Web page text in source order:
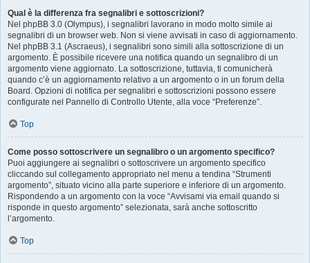
Qual è la differenza fra segnalibri e sottoscrizioni?
Nel phpBB 3.0 (Olympus), i segnalibri lavorano in modo molto simile ai
segnalibri di un browser web. Non si viene avvisati in caso di aggiornamento.
Nel phpBB 3.1 (Ascraeus), i segnalibri sono simili alla sottoscrizione di un
argomento. È possibile ricevere una notifica quando un segnalibro di un
argomento viene aggiornato. La sottoscrizione, tuttavia, ti comunicherà
quando c’è un aggiornamento relativo a un argomento o in un forum della
Board. Opzioni di notifica per segnalibri e sottoscrizioni possono essere
configurate nel Pannello di Controllo Utente, alla voce “Preferenze”.
Top
Come posso sottoscrivere un segnalibro o un argomento specifico?
Puoi aggiungere ai segnalibri o sottoscrivere un argomento specifico
cliccando sul collegamento appropriato nel menu a tendina “Strumenti
argomento”, situato vicino alla parte superiore e inferiore di un argomento.
Rispondendo a un argomento con la voce “Avvisami via email quando si
risponde in questo argomento” selezionata, sarà anche sottoscritto
l’argomento.
Top